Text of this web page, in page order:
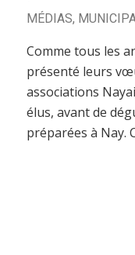
MÉDIAS,
Comme tous les
présenté leurs
associations
élus, avant de
préparées à Nay.